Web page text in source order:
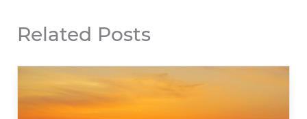
Related Posts